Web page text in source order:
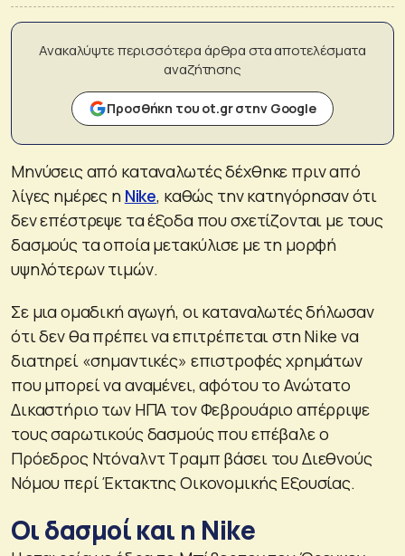
Ανακαλύψτε περισσότερα άρθρα στα αποτελέσματα
αναζήτησης
Προσθήκη του ot.gr στην Google
Μηνύσεις από καταναλωτές δέχθηκε πριν από
λίγες ημέρες η Nike, καθώς την κατηγόρησαν ότι
δεν επέστρεψε τα έξοδα που σχετίζονται με τους
δασμούς τα οποία μετακύλισε με τη μορφή
υψηλότερων τιμών.
Σε μια ομαδική αγωγή, οι καταναλωτές δήλωσαν
ότι δεν θα πρέπει να επιτρέπεται στη Nike να
διατηρεί «σημαντικές» επιστροφές χρημάτων
που μπορεί να αναμένει, αφότου το Ανώτατο
Δικαστήριο των ΗΠΑ τον Φεβρουάριο απέρριψε
τους σαρωτικούς δασμούς που επέβαλε ο
Πρόεδρος Ντόναλντ Τραμπ βάσει του Διεθνούς
Νόμου περί Έκτακτης Οικονομικής Εξουσίας.
Οι δασμοί και η Nike